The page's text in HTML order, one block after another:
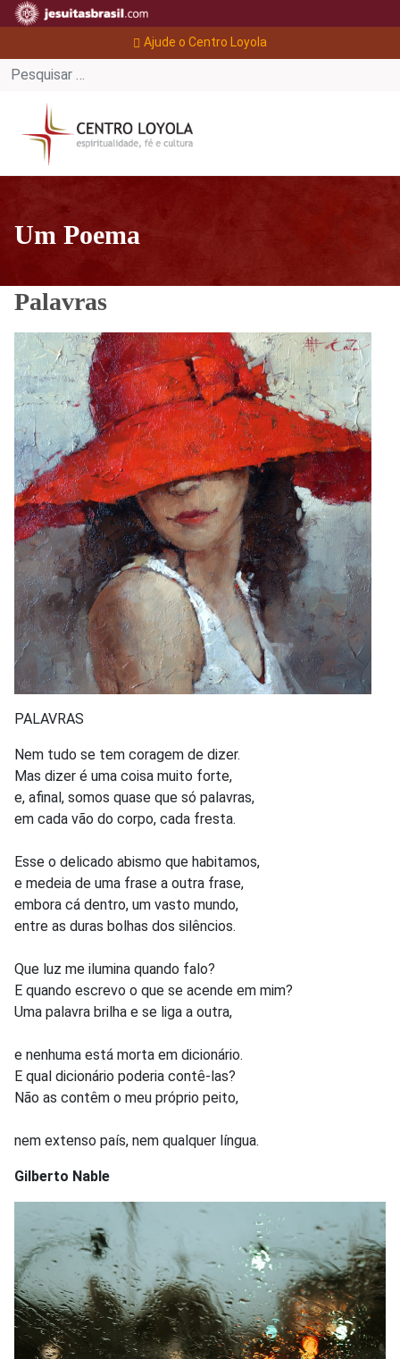
Ajude o Centro Loyola
Um Poema
Palavras
PALAVRAS
Nem tudo se tem coragem de dizer.
Mas dizer é uma coisa muito forte,
e, afinal, somos quase que só palavras,
em cada vão do corpo, cada fresta.
Esse o delicado abismo que habitamos,
e medeia de uma frase a outra frase,
embora cá dentro, um vasto mundo,
entre as duras bolhas dos silêncios.
Que luz me ilumina quando falo?
E quando escrevo o que se acende em mim?
Uma palavra brilha e se liga a outra,
e nenhuma está morta em dicionário.
E qual dicionário poderia contê-las?
Não as contêm o meu próprio peito,
nem extenso país, nem qualquer língua.
Gilberto Nable